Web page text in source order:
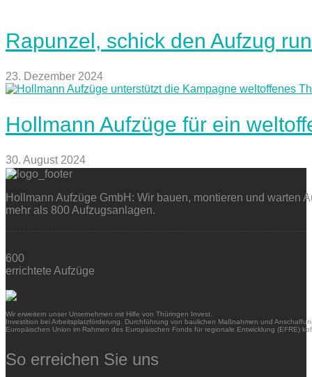
Rapunzel, schick den Aufzug
23. Dezember 2024
Hollmann Aufzüge für ein
30. August 2024
Hollmann Aufzüge GmbH: Wir bauen, montieren und warten
mehr als 800 Aufzugsanlagen.
600
errichtete Aufzüge
Wir erweitern unser Unternehmen mit Hilfe von Thüringen Invest.
Investition bei Arbeitsplatzförderung. Durchführung von baulichen Maßnahmen und
Europäischen Union im Rahmen des Europäischen Fonds für regionale Entwicklung (EFRE)
So erreichen Sie uns